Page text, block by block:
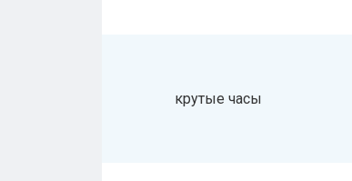
крутые часы